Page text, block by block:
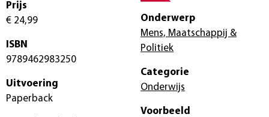
Prijs
€ 24,99
ISBN
9789462983250
Uitvoering
Paperback
Onderwerp
Mens, Maatschappij &
Politiek
Categorie
Onderwijs
Voorbeeld